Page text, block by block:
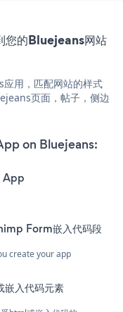
的Bluejeans网站
用，匹配网站的样式
页面，帖子，侧边
on Bluejeans:
App
Form嵌入代码段
create your app
入代码元素